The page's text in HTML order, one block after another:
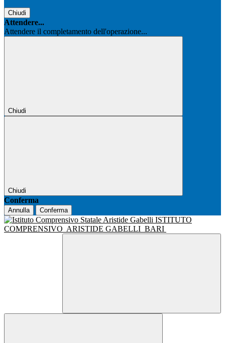
Chiudi
Attendere...
Attendere il completamento dell'operazione...
Chiudi
Chiudi
Conferma
Annulla Conferma
ISTITUTO
COMPRENSIVO ARISTIDE GABELLI BARI